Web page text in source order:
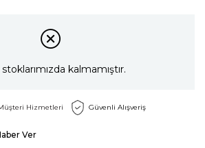
kalmamıştır.
Hizmetleri Güvenli Alışveriş
Ver